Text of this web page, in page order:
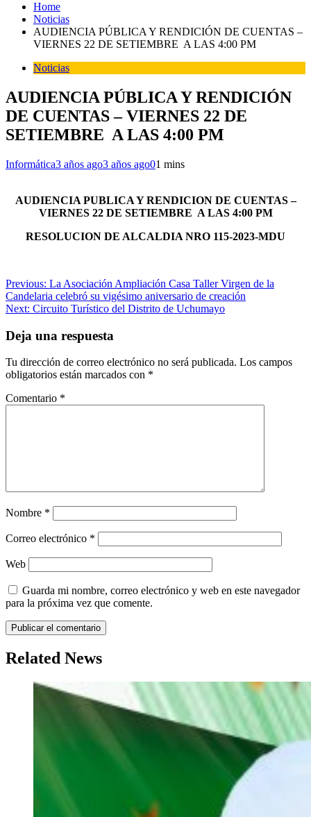
Home
Noticias
AUDIENCIA PÚBLICA Y RENDICIÓN DE CUENTAS –
VIERNES 22 DE SETIEMBRE A LAS 4:00 PM
Noticias
AUDIENCIA PÚBLICA Y RENDICIÓN
DE CUENTAS – VIERNES 22 DE
SETIEMBRE A LAS 4:00 PM
Informática3 años ago3 años ago01 mins
AUDIENCIA PUBLICA Y RENDICION DE CUENTAS –
VIERNES 22 DE SETIEMBRE A LAS 4:00 PM
RESOLUCION DE ALCALDIA NRO 115-2023-MDU
Navegación
de
Previous: La Asociación Ampliación Casa Taller Virgen de la
Candelaria celebró su vigésimo aniversario de creación
Next: Circuito Turístico del Distrito de Uchumayo
Deja una respuesta
Tu dirección de correo electrónico no será publicada. Los campos
obligatorios están marcados con *
Comentario *
Nombre *
Correo electrónico *
Web
Guarda mi nombre, correo electrónico y web en este navegador
para la próxima vez que comente.
Related News